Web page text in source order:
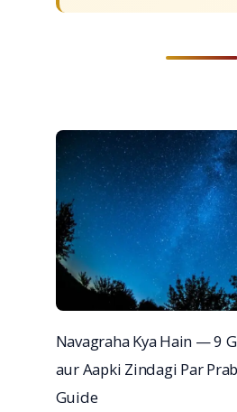
Navagraha Kya Hain — 9
aur Aapki Zindagi Par
Guide